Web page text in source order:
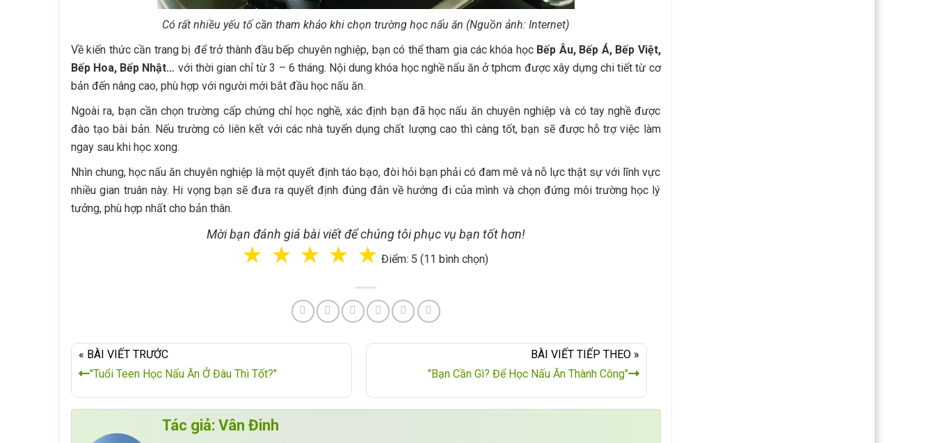
Có rất nhiều yếu tố cần tham khảo khi chọn trường học nấu ăn (Nguồn ảnh: Internet)
Về kiến thức cần trang bị để trở thành đầu bếp chuyên nghiệp, bạn có thể tham gia các khóa học Bếp Âu, Bếp Á, Bếp Việt,
Bếp Hoa, Bếp Nhật… với thời gian chỉ từ 3 – 6 tháng. Nội dung khóa học nghề nấu ăn ở tphcm được xây dựng chi tiết từ cơ
bản đến nâng cao, phù hợp với người mới bắt đầu học nấu ăn.
Ngoài ra, bạn cần chọn trường cấp chứng chỉ học nghề, xác định bạn đã học nấu ăn chuyên nghiệp và có tay nghề được
đào tạo bài bản. Nếu trường có liên kết với các nhà tuyển dụng chất lượng cao thì càng tốt, bạn sẽ được hỗ trợ việc làm
ngay sau khi học xong.
Nhìn chung, học nấu ăn chuyên nghiệp là một quyết định táo bạo, đòi hỏi bạn phải có đam mê và nỗ lực thật sự với lĩnh vực
nhiều gian truân này. Hi vọng bạn sẽ đưa ra quyết định đúng đắn về hướng đi của mình và chọn đứng môi trường học lý
tưởng, phù hợp nhất cho bản thân.
Mời bạn đánh giá bài viết để chúng tôi phục vụ bạn tốt hơn!
☆
☆
☆
☆
☆ Điểm: 5 (11 bình chọn)
« BÀI VIẾT TRƯỚC
"Tuổi Teen Học Nấu Ăn Ở Đâu Thì Tốt?"
BÀI VIẾT TIẾP THEO »
"Bạn Cần Gì? Để Học Nấu Ăn Thành Công"
Tác giả: Vân Đinh